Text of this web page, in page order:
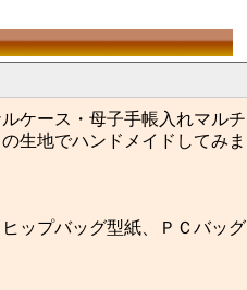
ケース・母子手帳入れマルチ
生地でハンドメイドしてみま
ップバッグ型紙、ＰＣバッグ